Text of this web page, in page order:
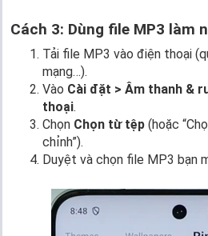
Cách 3: Dùng file MP3 làm
Tải file MP3 vào điện thoại
mạng…).
Vào Cài đặt > Âm thanh &
thoại.
Chọn Chọn từ tệp (hoặc
chỉnh”).
Duyệt và chọn file MP3 bạn